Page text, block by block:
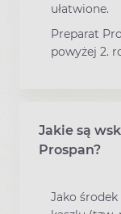
ułatwione.
Preparat
powyżej 2.
Jakie są
Prospan?
Jako